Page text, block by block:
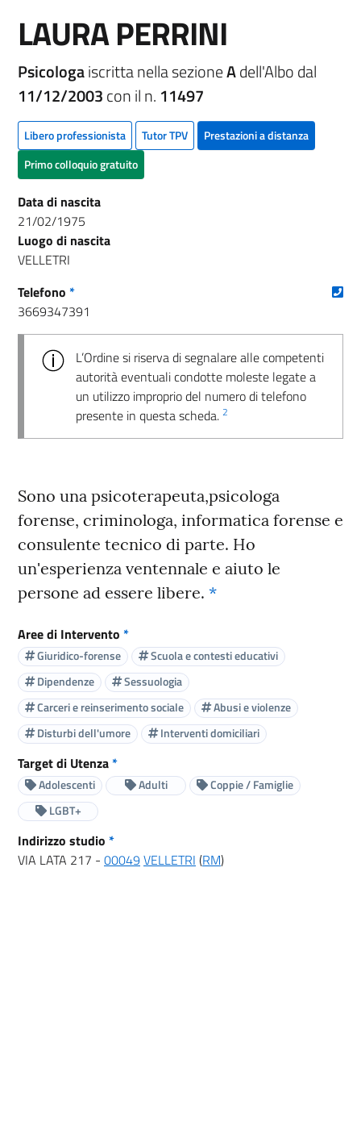
LAURA PERRINI
Psicologaiscritta nella sezioneAdell'Albo dal
11/12/2003con il n. 11497
Libero professionista Tutor TPV
Prestazioni a distanza
Primo colloquio gratuito
Data di nascita
21/02/1975
Luogo di nascita
VELLETRI
Telefono *
3669347391
L’Ordine si riserva di segnalare alle competenti
autorità eventuali condotte moleste legate a
un utilizzo improprio del numero di telefono
presente in questa scheda. 2
Sono una psicoterapeuta,psicologa
forense, criminologa, informatica forense e
consulente tecnico di parte. Ho
un'esperienza ventennale e aiuto le
persone ad essere libere. *
Aree di Intervento *
Giuridico-forense
Scuola e contesti educativi
Dipendenze
Sessuologia
Carceri e reinserimento sociale
Abusi e violenze
Disturbi dell'umore
Interventi domiciliari
Target di Utenza*
Adolescenti Adulti
Coppie / Famiglie
LGBT+
Indirizzo studio *
VIA LATA 217 - 00049 VELLETRI (RM)